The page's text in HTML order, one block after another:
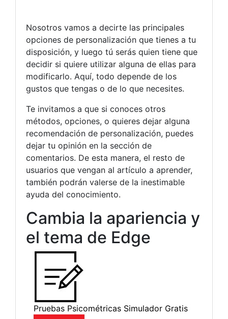
Nosotros vamos a decirte las principales
opciones de personalización que tienes a tu
disposición, y luego tú serás quien tiene que
decidir si quiere utilizar alguna de ellas para
modificarlo. Aquí, todo depende de los
gustos que tengas o de lo que necesites.
Te invitamos a que si conoces otros
métodos, opciones, o quieres dejar alguna
recomendación de personalización, puedes
dejar tu opinión en la sección de
comentarios. De esta manera, el resto de
usuarios que vengan al artículo a aprender,
también podrán valerse de la inestimable
ayuda del conocimiento.
Cambia la apariencia y
el tema de Edge